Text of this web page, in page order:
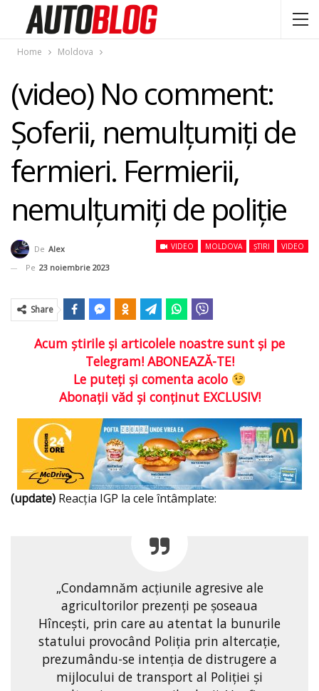
Home Moldova
(video) No comment:
Șoferii, nemulțumiți de
fermieri. Fermierii,
nemulțumiți de poliție
VIDEO MOLDOVA ȘTIRI VIDEO
De Alex
Pe 23 noiembrie 2023
Share
Acum ştirile şi articolele noastre sunt şi pe
Telegram! ABONEAZĂ-TE!
Le puteţi şi comenta acolo
Abonaţii văd şi conţinut EXCLUSIV!
(update) Reacția IGP la cele întâmplate:
„Condamnăm acțiunile agresive ale
agricultorilor prezenți pe șoseaua
Hîncești, prin care au atentat la bunurile
statului provocând Poliția prin altercație,
prezumându-se intenția de distrugere a
mijlocului de transport al Poliției și